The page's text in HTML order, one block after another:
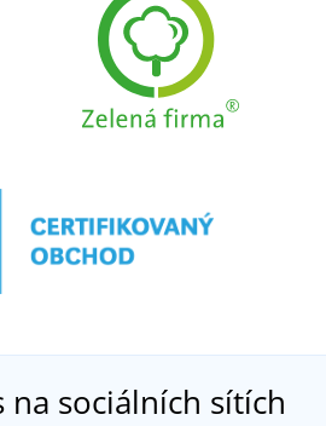
na sociálních sítích